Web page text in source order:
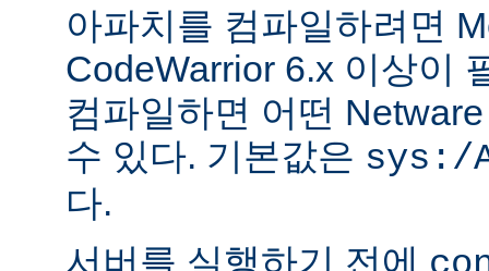
아파치를 컴파일하려면
CodeWarrior 6.x 이상이
컴파일하면 어떤
수 있다. 기본값은 sys:/
다.
서버를 실행하기 전에